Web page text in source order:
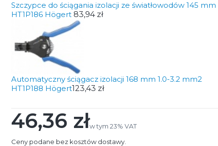
Szczypce do ściągania izolacji ze światłowodów 145 mm
HT1P186 Högert 83,94 zł
Automatyczny ściągacz izolacji 168 mm 1.0-3.2 mm2
HT1P188 Högert123,43 zł
Cena
46,36 złw tym 23% VAT
w tym 23% VAT
Ceny podane bez kosztów dostawy.